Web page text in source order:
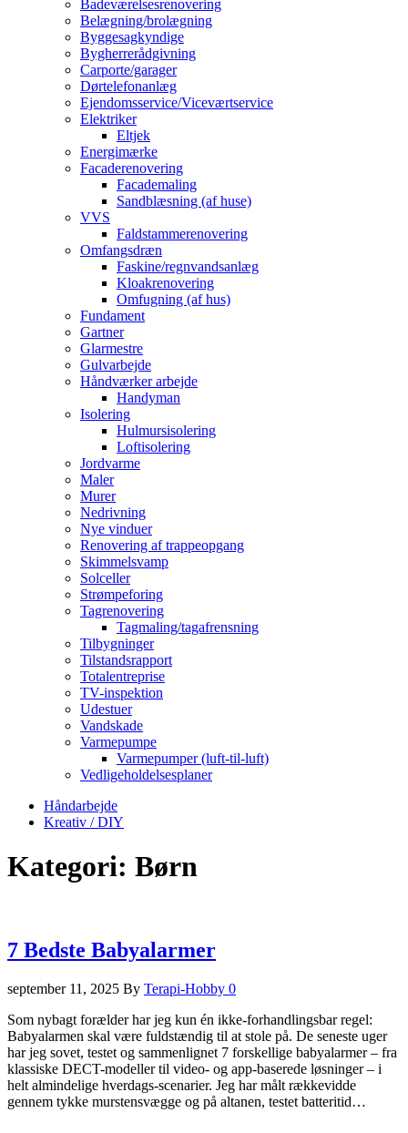
Badeværelsesrenovering
Belægning/brolægning
Byggesagkyndige
Bygherrerådgivning
Carporte/garager
Dørtelefonanlæg
Ejendomsservice/Viceværtservice
Elektriker
Eltjek
Energimærke
Facaderenovering
Facademaling
Sandblæsning (af huse)
VVS
Faldstammerenovering
Omfangsdræn
Faskine/regnvandsanlæg
Kloakrenovering
Omfugning (af hus)
Fundament
Gartner
Glarmestre
Gulvarbejde
Håndværker arbejde
Handyman
Isolering
Hulmursisolering
Loftisolering
Jordvarme
Maler
Murer
Nedrivning
Nye vinduer
Renovering af trappeopgang
Skimmelsvamp
Solceller
Strømpeforing
Tagrenovering
Tagmaling/tagafrensning
Tilbygninger
Tilstandsrapport
Totalentreprise
TV-inspektion
Udestuer
Vandskade
Varmepumpe
Varmepumper (luft-til-luft)
Vedligeholdelsesplaner
Håndarbejde
Kreativ / DIY
Kategori: Børn
7 Bedste Babyalarmer
september 11, 2025 By Terapi-Hobby 0
Som nybagt forælder har jeg kun én ikke-forhandlingsbar regel:
Babyalarmen skal være fuldstændig til at stole på. De seneste uger
har jeg sovet, testet og sammenlignet 7 forskellige babyalarmer – fra
klassiske DECT-modeller til video- og app-baserede løsninger – i
helt almindelige hverdags-scenarier. Jeg har målt rækkevidde
gennem tykke murstensvægge og på altanen, testet batteritid…